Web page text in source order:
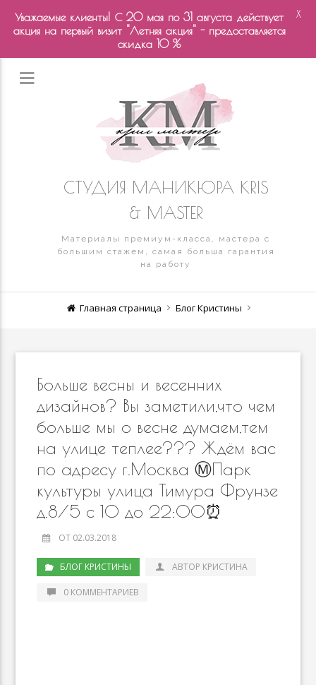
СТУДИЯ МАНИКЮРА KRIS
& MASTER
Материалы премиум-класса, мастера с
большим стажем, самая больша гарантия
на работу
Главная страница Блог Кристины
Больше весны и весенних
дизайнов? Вы заметили,что чем
больше мы о весне думаем,тем
на улице теплее??? Ждём вас
по адресу г.Москва Ⓜ️Парк
культуры улица Тимура Фрунзе
д.8/5 с 10 до 22:00⏰
ОТ 02.03.2018
БЛОГ КРИСТИНЫ АВТОР КРИСТИНА
0 КОММЕНТАРИЕВ
Уважаемые клиенты! С 20 мая по 31 августа действует
акция на первый визит "Летняя акция" - предоставляется
скидка 10 %
X